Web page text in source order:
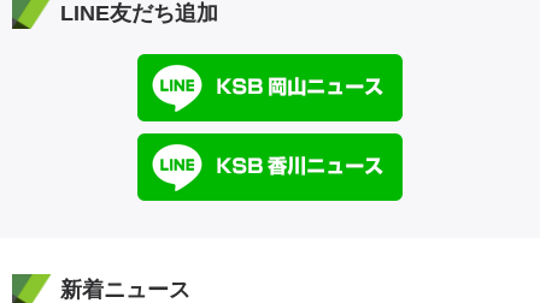
LINE友だち追加
新着ニュース